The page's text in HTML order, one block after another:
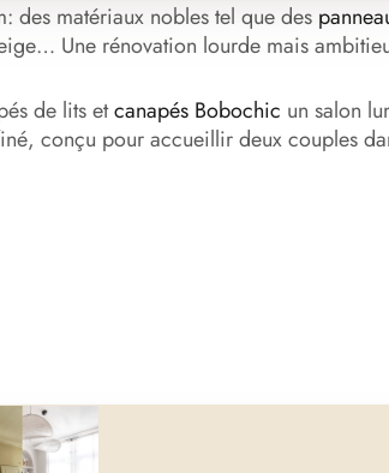
des matériaux nobles tel que des
Une rénovation lourde mais
de lits etcanapés Bobochic un salon
conçu pour accueillir deux couples
Après